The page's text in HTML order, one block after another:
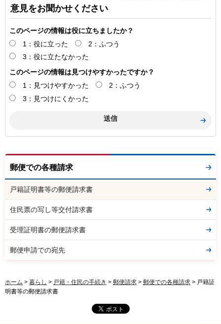
意見をお聞かせください
このページの情報は役に立ちましたか？
1：役に立った
2：ふつう
3：役に立たなかった
このページの情報は見つけやすかったですか？
1：見つけやすかった
2：ふつう
3：見つけにくかった
郵便での各種請求
戸籍証明書等の郵便請求書
住民票の写し等交付請求書
受理証明書の郵便請求書
郵便申請での宛先
ホーム > 暮らし > 戸籍・住民の手続き > 郵便請求 > 郵便での各種請求 > 戸籍証
明書等の郵便請求書